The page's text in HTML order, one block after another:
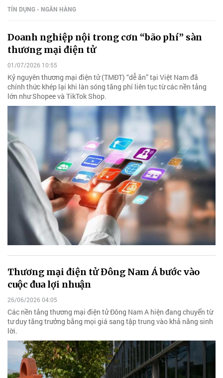
TÍN DỤNG - NGÂN HÀNG
Doanh nghiệp nội trong cơn “bão phí” sàn
thương mại điện tử
01/07/2026 10:55
Kỷ nguyên thương mại điện tử (TMĐT) “dễ ăn” tại Việt Nam đã
chính thức khép lại khi làn sóng tăng phí liên tục từ các nền tảng
lớn như Shopee và TikTok Shop.
Thương mại điện tử Đông Nam Á bước vào
cuộc đua lợi nhuận
26/06/2026 04:05
Các nền tảng thương mại điện tử Đông Nam A hiện đang chuyển từ
tư duy tăng trưởng bằng mọi giá sang tập trung vào khả năng sinh
lời.